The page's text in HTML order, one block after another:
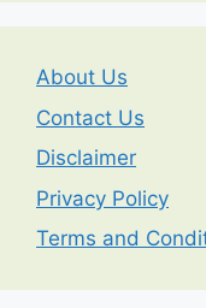
About Us
Contact Us
Disclaimer
Privacy Policy
Terms and